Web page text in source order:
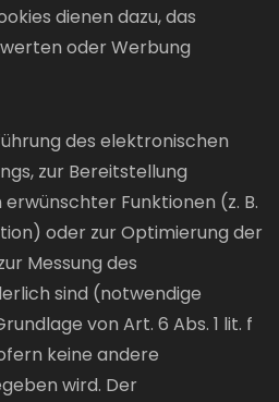
dienen dazu, das
oder Werbung
des elektronischen
zur Bereitstellung
Funktionen (z. B.
oder zur Optimierung der
Messung des
sind (notwendige
von Art. 6 Abs. 1 lit. f
keine andere
wird. Der